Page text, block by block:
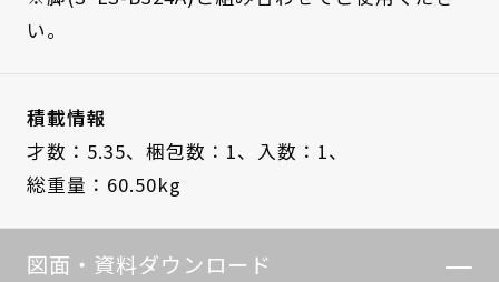
い。
積載情報
才数：5.35、 梱包数：1、 入数：1、
総重量：60.50kg
図面・資料ダウンロード